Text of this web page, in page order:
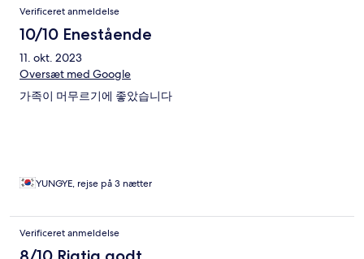
Verificeret anmeldelse
10/10 Enestående
11. okt. 2023
Oversæt med Google
가족이 머무르기에 좋았습니다
YUNGYE, rejse på 3 nætter
Verificeret anmeldelse